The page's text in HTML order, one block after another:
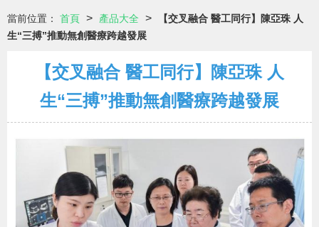
當前位置： 首頁 > 產品大全 >
【交叉融合 醫工同行】陳亞珠 人
生“三搏”推動無創醫療跨越發展
【交叉融合 醫工同行】陳亞珠 人
生“三搏”推動無創醫療跨越發展